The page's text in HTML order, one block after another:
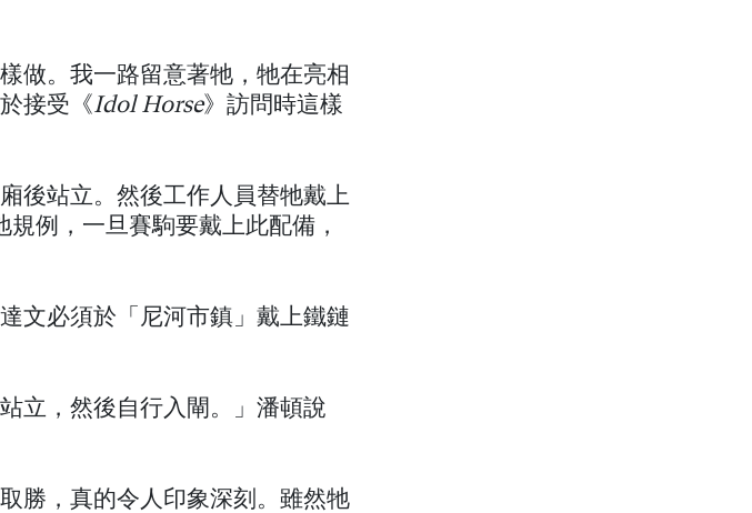
做。我一路留意著牠，牠在亮相
接受《Idol Horse》訪問時這樣
後站立。然後工作人員替牠戴上
例，一旦賽駒要戴上此配備，
文必須於「尼河市鎮」戴上鐵鏈
立，然後自行入閘。」潘頓說
勝，真的令人印象深刻。雖然牠